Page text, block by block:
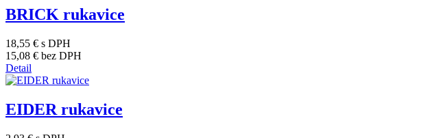
BRICK rukavice
18,55 € s DPH
15,08 € bez DPH
Detail
EIDER rukavice